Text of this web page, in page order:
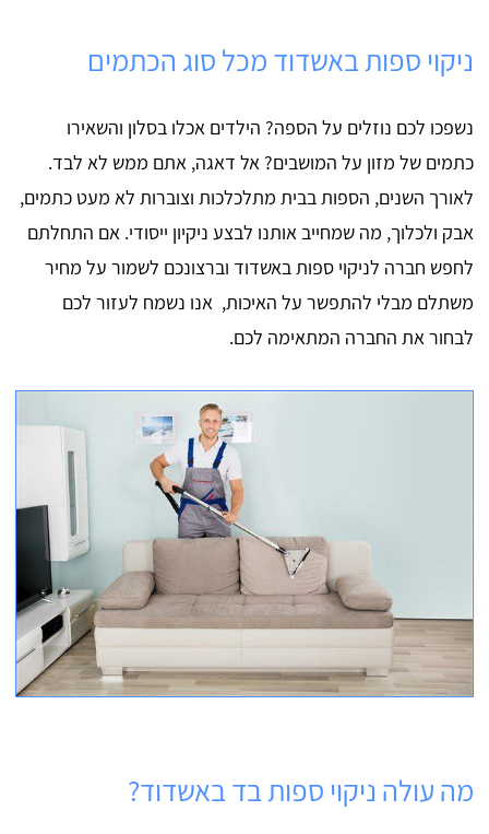
ניקוי ספות באשדוד מכל סוג הכתמים
נשפכו לכם נוזלים על הספה? הילדים אכלו בסלון והשאירו
כתמים של מזון על המושבים? אל דאגה, אתם ממש לא לבד.
לאורך השנים, הספות בבית מתלכלכות וצוברות לא מעט כתמים,
אבק ולכלוך, מה שמחייב אותנו לבצע ניקיון ייסודי. אם התחלתם
לחפש חברה לניקוי ספות באשדוד וברצונכם לשמור על מחיר
משתלם מבלי להתפשר על האיכות, אנו נשמח לעזור לכם
לבחור את החברה המתאימה לכם.
מה עולה ניקוי ספות בד באשדוד?